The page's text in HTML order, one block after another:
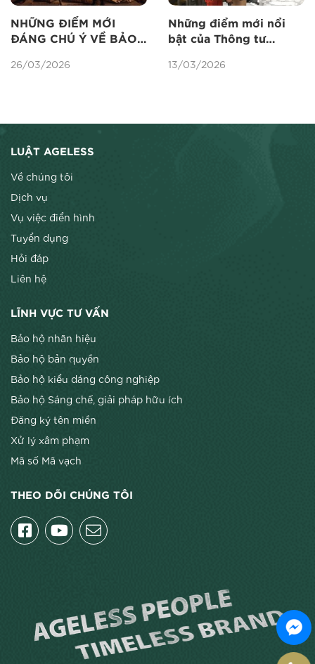
NHỮNG ĐIỂM MỚI
ĐÁNG CHÚ Ý VỀ BẢO
LUẬT SỞ HỮU TRÍ TUỆ
26/03/2026
Những điểm mới nổi
bật của Thông tư
kiểm tra, Giám sát Hải
13/03/2026
LUẬT AGELESS
Về chúng tôi
Dịch vụ
Vụ việc điển hình
Tuyển dụng
Hỏi đáp
Liên hệ
LĨNH VỰC TƯ VẤN
Bảo hộ nhãn hiệu
Bảo hộ bản quyền
Bảo hộ kiểu dáng công nghiệp
Bảo hộ Sáng chế, giải pháp hữu ích
Đăng ký tên miền
Xử lý xâm phạm
Mã số Mã vạch
THEO DÕI CHÚNG TÔI